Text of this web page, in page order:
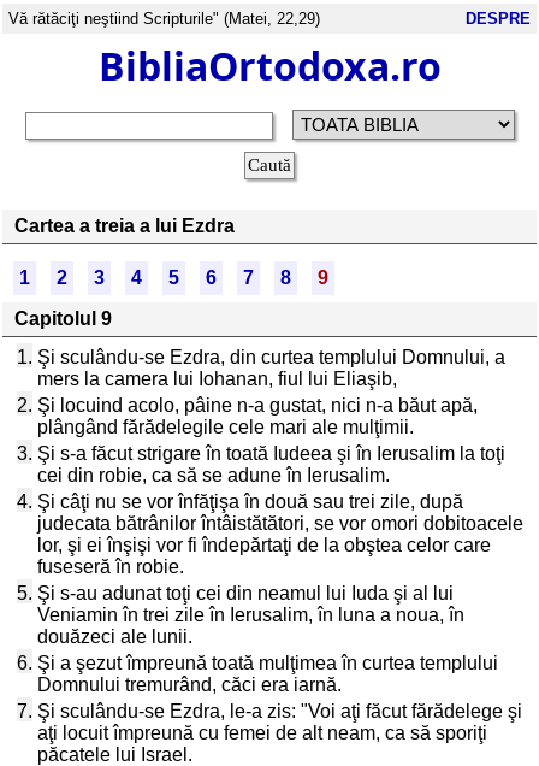
Vă rătăciţi neştiind Scripturile" (Matei, 22,29) DESPRE
BibliaOrtodoxa.ro
Cartea a treia a lui Ezdra
1 2 3 4 5 6 7 8
9
Capitolul 9
1. Şi sculându-se Ezdra, din curtea templului Domnului, a
mers la camera lui Iohanan, fiul lui Eliaşib,
2. Şi locuind acolo, pâine n-a gustat, nici n-a băut apă,
plângând fărădelegile cele mari ale mulţimii.
3. Şi s-a făcut strigare în toată Iudeea şi în Ierusalim la toţi
cei din robie, ca să se adune în Ierusalim.
4. Şi câţi nu se vor înfăţişa în două sau trei zile, după
judecata bătrânilor întâistătători, se vor omori dobitoacele
lor, şi ei înşişi vor fi îndepărtaţi de la obştea celor care
fuseseră în robie.
5. Şi s-au adunat toţi cei din neamul lui Iuda şi al lui
Veniamin în trei zile în Ierusalim, în luna a noua, în
douăzeci ale lunii.
6. Şi a şezut împreună toată mulţimea în curtea templului
Domnului tremurând, căci era iarnă.
7. Şi sculându-se Ezdra, le-a zis: "Voi aţi făcut fărădelege şi
aţi locuit împreună cu femei de alt neam, ca să sporiţi
păcatele lui Israel.